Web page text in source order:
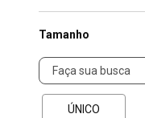
Tamanho
Tamanho
ÚNICO